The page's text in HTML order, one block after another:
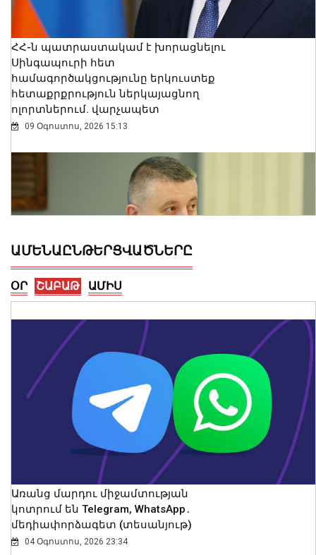
ՀՀ-ն պատրաստակամ է խորացնելու
Սինգապուրի հետ
համագործակցությունը երկուստեք
հետաքրքրություն ներկայացնող
ոլորտներում. վարչապետ
09 Օգոստոս, 2026 15:13
Բավական երկար ժամանակով
հրաժեշտ կտանք +35°C-ից բարձր
ջերմաստիճաններին. Ազիզյան
09 Օգոստոս, 2026 14:32
ԱՄԵՆԱԸՆԹԵՐՑՎԱԾՆԵՐԸ
ՕՐ ՇԱԲԱԹ ԱՄԻՍ
Առանց մարդու միջամտության
կոտրում են Telegram, WhatsApp․
մեդիափորձագետ (տեսանյութ)
04 Օգոստոս, 2026 23:34